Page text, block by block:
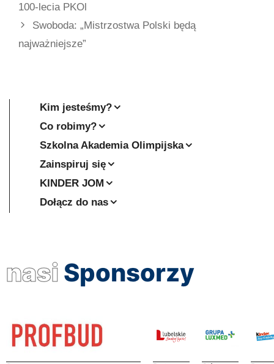
100-lecia PKOl
Swoboda: „Mistrzostwa Polski będą
najważniejsze”
Kim jesteśmy?
Co robimy?
Szkolna Akademia Olimpijska
Zainspiruj się
KINDER JOM
Dołącz do nas
nasi Sponsorzy